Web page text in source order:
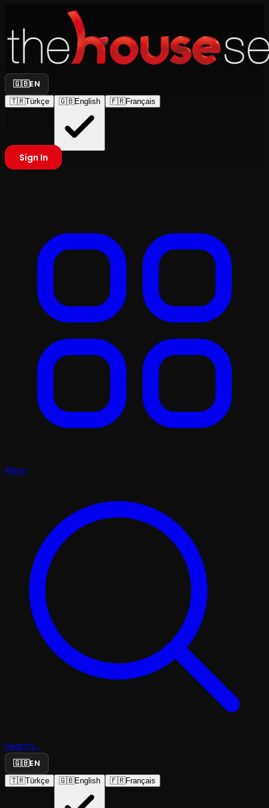
🇬🇧EN
🇹🇷Türkçe 🇬🇧English 🇫🇷Français
Sign In
Plays
Search...
🇬🇧EN
🇹🇷Türkçe 🇬🇧English 🇫🇷Français